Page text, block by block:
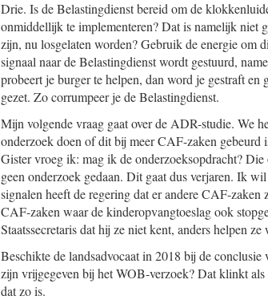
Drie. Is de Belastingdienst bereid om de
onmiddellijk te implementeren? Dat is namelijk niet
zijn, nu losgelaten worden? Gebruik de energie om
signaal naar de Belastingdienst wordt gestuurd,
probeert je burger te helpen, dan word je gestraft
gezet. Zo corrumpeer je de Belastingdienst.
Mijn volgende vraag gaat over de ADR-studie. We
onderzoek doen of dit bij meer CAF-zaken
Gister vroeg ik: mag ik de onderzoeksopdracht?
geen onderzoek gedaan. Dit gaat dus verjaren. Ik
signalen heeft de regering dat er andere CAF-
CAF-zaken waar de kinderopvangtoeslag ook
Staatssecretaris dat hij ze niet kent, anders helpen ze
Beschikte de landsadvocaat in 2018 bij de
zijn vrijgegeven bij het WOB-verzoek? Dat klinkt
dat zo is.